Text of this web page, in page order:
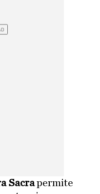
Sacrapermite